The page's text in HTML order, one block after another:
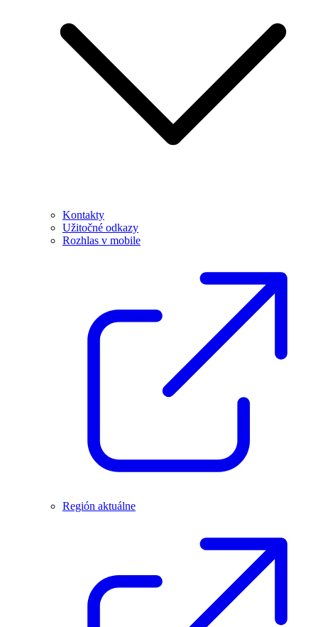
Kontakty
Užitočné odkazy
Rozhlas v mobile
Región aktuálne